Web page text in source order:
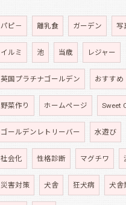
パピ－ 離乳食 ガーデン 写
イルミ 池 当歳 レジャー
英国プラチナゴールデン おすすめ
野菜作り ホームページ Sweet
ゴールデンレトリーバー 水遊び
社会化 性格診断 マグチワ
災害対策 犬舎 狂犬病 犬舎